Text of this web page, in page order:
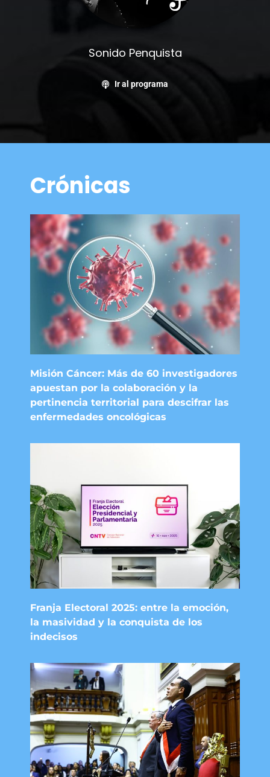
Sonido Penquista
Ir al programa
Crónicas
Misión Cáncer: Más de 60 investigadores
apuestan por la colaboración y la
pertinencia territorial para descifrar las
enfermedades oncológicas
Franja Electoral 2025: entre la emoción,
la masividad y la conquista de los
indecisos